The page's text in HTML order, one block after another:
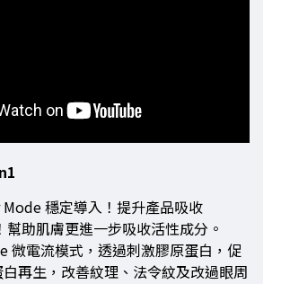
穩定導入！提升產品吸收
幫助肌膚更進一步吸收活性成分。
微電流模式，透過刺激膠原蛋白，促
再生，改善紋理、法令紋及改過眼周